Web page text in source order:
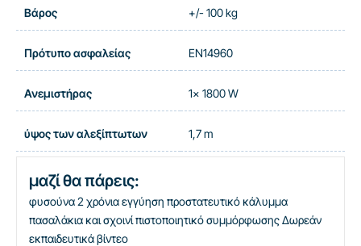
Βάρος +/- 100 kg
Πρότυπο ασφαλείας EN14960
Ανεμιστήρας 1x 1800 W
ύψος των αλεξίπτωτων 1,7 m
μαζί θα πάρεις:
φυσούνα2 χρόνια εγγύηση προστατευτικό κάλυμμα
πασαλάκια και σχοινίπιστοποιητικό συμμόρφωσηςΔωρεάν
εκπαιδευτικά βίντεο